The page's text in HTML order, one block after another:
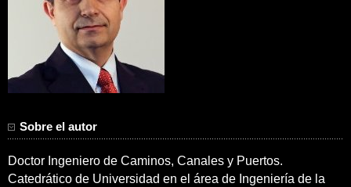
Sobre el autor
Doctor Ingeniero de Caminos, Canales y Puertos.
Catedrático de Universidad en el área de Ingeniería de la